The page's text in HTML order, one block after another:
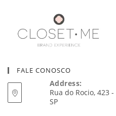
FALE CONOSCO
Address:
Rua do Rocio, 423
SP